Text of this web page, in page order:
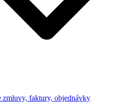
zmluvy, faktury, objednávky